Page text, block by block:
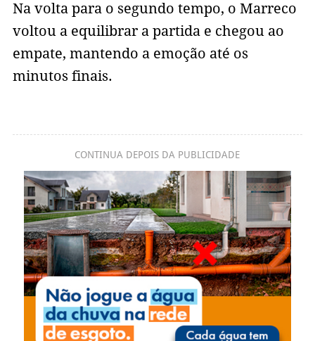
Na volta para o segundo tempo, o Marreco
voltou a equilibrar a partida e chegou ao
empate, mantendo a emoção até os
minutos finais.
CONTINUA DEPOIS DA PUBLICIDADE